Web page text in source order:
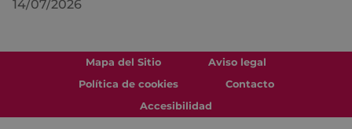
14/07/2026
Mapa del Sitio
Aviso legal
Política de cookies
Contacto
Accesibilidad